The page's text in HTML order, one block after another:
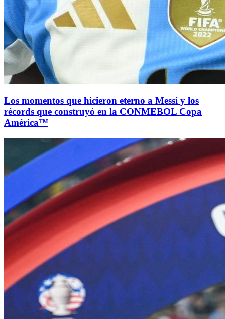
Los momentos que hicieron eterno a Messi y los
récords que construyó en la CONMEBOL Copa
América™